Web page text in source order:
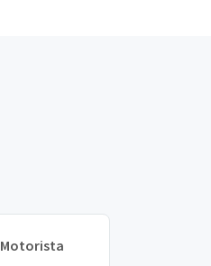
Motorista